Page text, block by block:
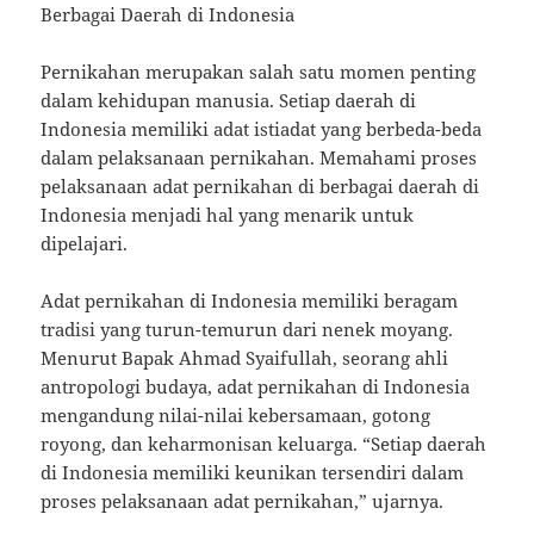
Berbagai Daerah di Indonesia
Pernikahan merupakan salah satu momen penting
dalam kehidupan manusia. Setiap daerah di
Indonesia memiliki adat istiadat yang berbeda-beda
dalam pelaksanaan pernikahan. Memahami proses
pelaksanaan adat pernikahan di berbagai daerah di
Indonesia menjadi hal yang menarik untuk
dipelajari.
Adat pernikahan di Indonesia memiliki beragam
tradisi yang turun-temurun dari nenek moyang.
Menurut Bapak Ahmad Syaifullah, seorang ahli
antropologi budaya, adat pernikahan di Indonesia
mengandung nilai-nilai kebersamaan, gotong
royong, dan keharmonisan keluarga. “Setiap daerah
di Indonesia memiliki keunikan tersendiri dalam
proses pelaksanaan adat pernikahan,” ujarnya.